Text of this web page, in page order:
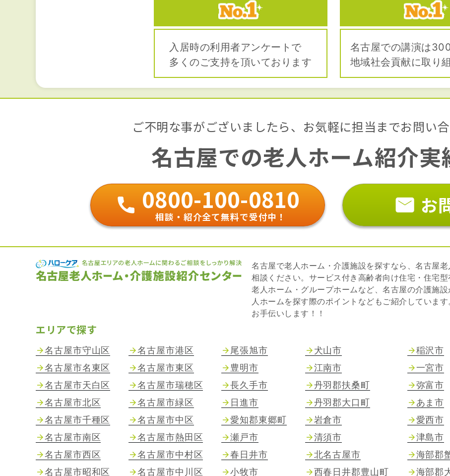
入居時の利用者アンケートで
多くのご支持を頂いております
名古屋での講演は
地域社会貢献に取り
ご不明な事がございましたら、 お気軽に担当までお問い
名古屋での老人ホーム紹介
0800-100-0810
相談・紹介全て無料で受付中！ お
名古屋で老人ホーム・介護施設を探すなら、名古屋
相談ください。サービス付き高齢者向け住宅・住宅
老人ホーム・グループホームなど、名古屋の介護施
人ホームを探す際のポイントなどもご紹介していま
お手伝いします！！
エリアで探す
名古屋市守山区
名古屋市名東区
名古屋市天白区
名古屋市北区
名古屋市千種区
名古屋市南区
名古屋市西区
名古屋市昭和区
名古屋市港区
名古屋市東区
名古屋市瑞穂区
名古屋市緑区
名古屋市中区
名古屋市熱田区
名古屋市中村区
名古屋市中川区
尾張旭市
豊明市
長久手市
日進市
愛知郡東郷町
瀬戸市
春日井市
小牧市
犬山市
江南市
丹羽郡扶桑町
丹羽郡大口町
岩倉市
清須市
北名古屋市
西春日井郡豊山町
稲沢市
一宮市
弥富市
あま市
愛西市
津島市
海部郡
海部郡